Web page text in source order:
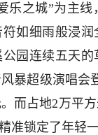
乐之城”为主
如细雨般浸
园连续五天
暴超级演唱
而占地2万平
准锁定了年轻